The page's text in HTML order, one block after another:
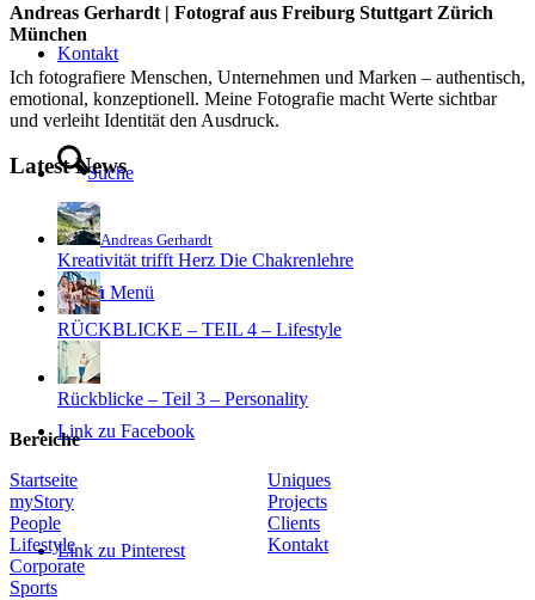
Kontakt
Suche
Menü Menü
Link zu Facebook
Link zu Pinterest
Andreas Gerhardt | Fotograf aus Freiburg Stuttgart Zürich
München
Ich fotografiere Menschen, Unternehmen und Marken – authentisch,
emotional, konzeptionell. Meine Fotografie macht Werte sichtbar
und verleiht Identität den Ausdruck.
Latest News
Andreas Gerhardt
Kreativität trifft Herz Die Chakrenlehre
RÜCKBLICKE – TEIL 4 – Lifestyle
Rückblicke – Teil 3 – Personality
Bereiche
Startseite
myStory
People
Lifestyle
Corporate
Sports
Uniques
Projects
Clients
Kontakt